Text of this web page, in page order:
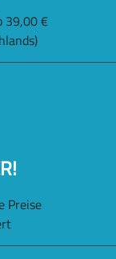
39,00 €
Preise